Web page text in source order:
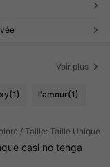
Voir plus
(1) l'amour(1)
/ Taille: Taille Unique
casi notenga